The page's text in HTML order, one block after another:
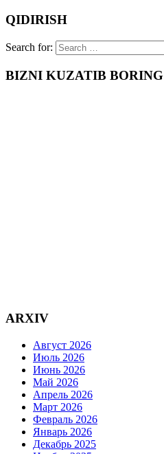
QIDIRISH
Search for:
BIZNI KUZATIB BORING
ARXIV
Август 2026
Июль 2026
Июнь 2026
Май 2026
Апрель 2026
Март 2026
Февраль 2026
Январь 2026
Декабрь 2025